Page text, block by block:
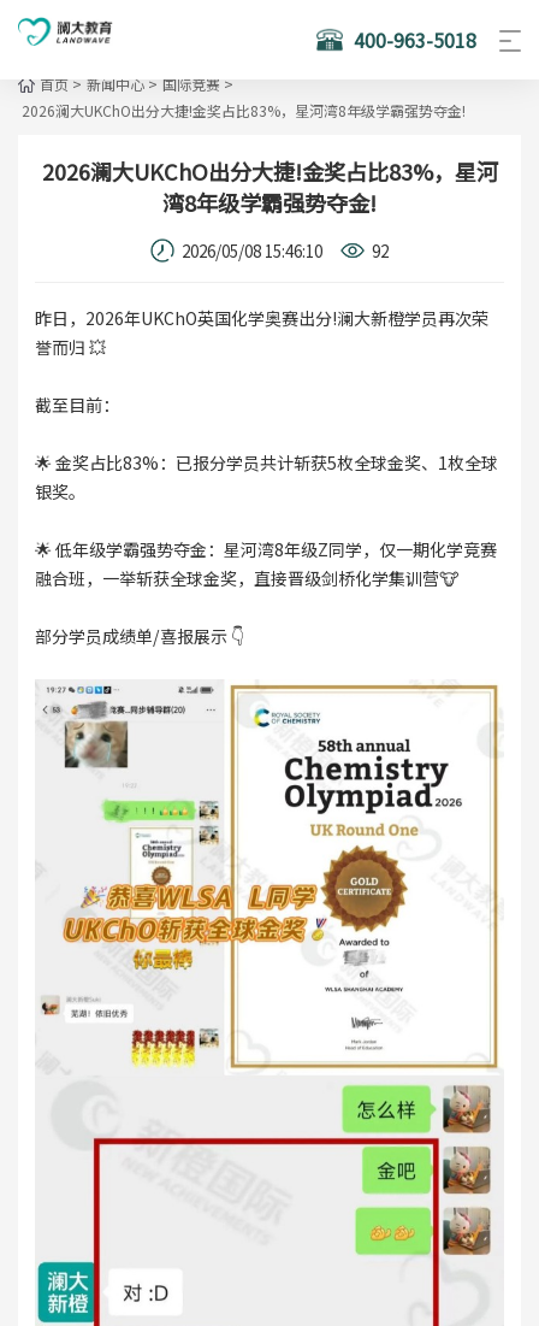
400-963-5018
首页 > 新闻中心 > 国际竞赛 >
2026澜大UKChO出分大捷!金奖占比83%，星河湾8年级学霸强势夺金!
2026澜大UKChO出分大捷!金奖占比83%，星河
湾8年级学霸强势夺金!
2026/05/08 15:46:10 92
昨日，2026年UKChO英国化学奥赛出分!澜大新橙学员再次荣
誉而归 💥
截至目前：
🌟 金奖占比83%：已报分学员共计斩获5枚全球金奖、1枚全球
银奖。
🌟 低年级学霸强势夺金：星河湾8年级Z同学，仅一期化学竞赛
融合班，一举斩获全球金奖，直接晋级剑桥化学集训营🐮
部分学员成绩单/喜报展示 👇